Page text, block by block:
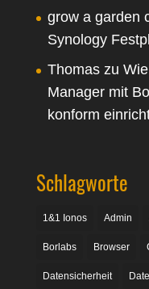
grow a garden
Synology
Thomaszu
Manager mit
konform
Schlagworte
1&1 Ionos Admin
Borlabs Browser
Datensicherheit